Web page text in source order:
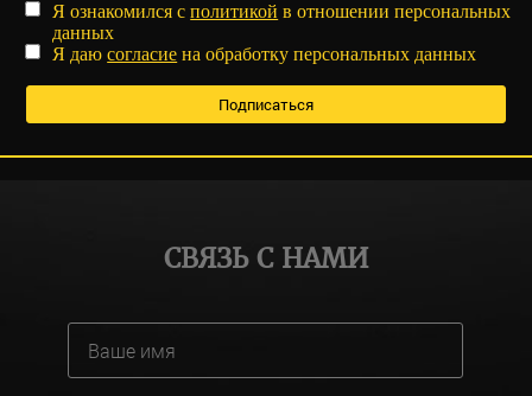
Я ознакомился сполитикой в отношении персональных
данных
Я даюсогласие на обработку персональных данных
СВЯЗЬ С НАМИ